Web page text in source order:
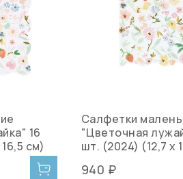
16
см)
Салфетки
"Цветочная
шт. (2024) (12,7 х
940 ₽